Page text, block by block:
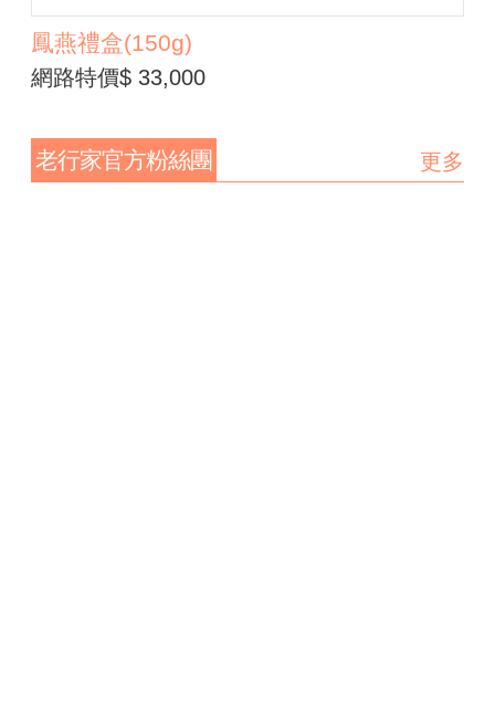
鳳燕禮盒(150g)
網路特價$ 33,000
老行家官方粉絲團 更多